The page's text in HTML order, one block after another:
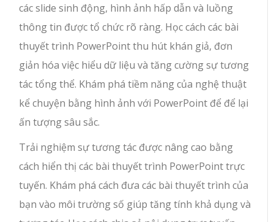
các slide sinh động, hình ảnh hấp dẫn và luồng
thông tin được tổ chức rõ ràng. Học cách các bài
thuyết trình PowerPoint thu hút khán giả, đơn
giản hóa việc hiểu dữ liệu và tăng cường sự tương
tác tổng thể. Khám phá tiềm năng của nghệ thuật
kể chuyện bằng hình ảnh với PowerPoint để để lại
ấn tượng sâu sắc.
Trải nghiệm sự tương tác được nâng cao bằng
cách hiển thị các bài thuyết trình PowerPoint trực
tuyến. Khám phá cách đưa các bài thuyết trình của
bạn vào môi trường số giúp tăng tính khả dụng và